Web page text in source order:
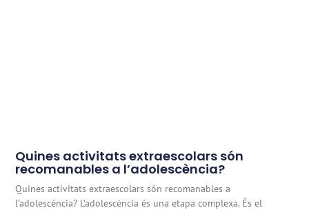
Quines activitats extraescolars són
recomanables a l’adolescència?
Quines activitats extraescolars són recomanables a
l’adolescència? L’adolescència és una etapa complexa. És el